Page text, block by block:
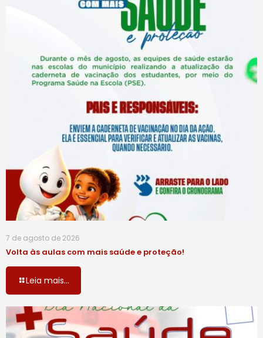
7 de agosto de 2026
Volta às aulas com mais saúde e proteção!
Leia mais...